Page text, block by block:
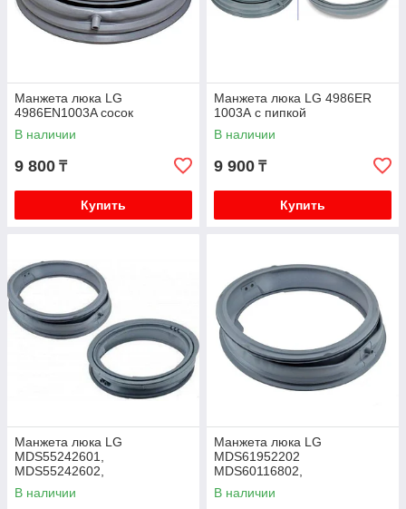
Манжета люка LG
4986EN1003A сосок
В наличии
9 800 ₸
Купить
Манжета люка LG 4986ER
1003А с пипкой
В наличии
9 900 ₸
Купить
Манжета люка LG
MDS55242601,
MDS55242602,
MDS55242604
В наличии
Манжета люка LG
MDS61952202
MDS60116802,
MDS60116801,MDS61952201
все отводы закрыты
В наличии